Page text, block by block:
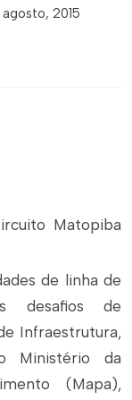
agosto, 2015
Matopiba
de linha de
desafios de
Infraestrutura,
Ministério da
(Mapa),